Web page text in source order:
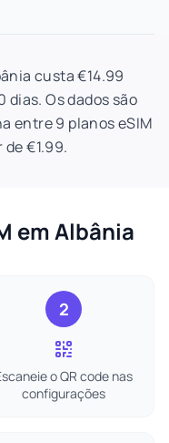
custa €14.99
dias. Os dados são
entre 9 planos eSIM
€1.99.
em Albânia
2
o QR code nas
configurações